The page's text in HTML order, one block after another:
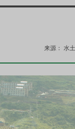
来源： 水